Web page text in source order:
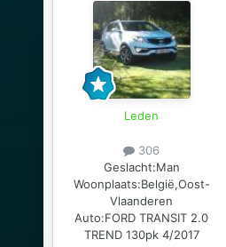
Leden
306
Geslacht:Man
Woonplaats:België,Oost-
Vlaanderen
Auto:FORD TRANSIT 2.0
TREND 130pk 4/2017